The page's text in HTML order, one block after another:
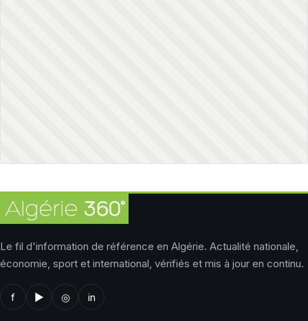
Le fil d'information de référence en Algérie. Actualité nationale,
économie, sport et international, vérifiés et mis à jour en continu.
f ▶ ◎ in